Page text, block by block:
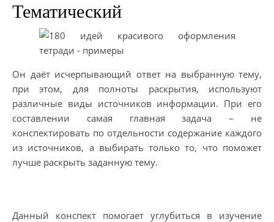
Тематический
Он даёт исчерпывающий ответ на выбранную тему,
при этом, для полноты раскрытия, используют
различные виды источников информации. При его
составлении самая главная задача – не
конспектировать по отдельности содержание каждого
из источников, а выбирать только то, что поможет
лучше раскрыть заданную тему.
Данный конспект помогает углубиться в изучение